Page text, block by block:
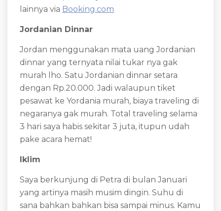
lainnya via Booking.com
Jordanian Dinnar
Jordan menggunakan mata uang Jordanian
dinnar yang ternyata nilai tukar nya gak
murah lho. Satu Jordanian dinnar setara
dengan Rp.20.000. Jadi walaupun tiket
pesawat ke Yordania murah, biaya traveling di
negaranya gak murah. Total traveling selama
3 hari saya habis sekitar 3 juta, itupun udah
pake acara hemat!
Iklim
Saya berkunjung di Petra di bulan Januari
yang artinya masih musim dingin. Suhu di
sana bahkan bahkan bisa sampai minus. Kamu